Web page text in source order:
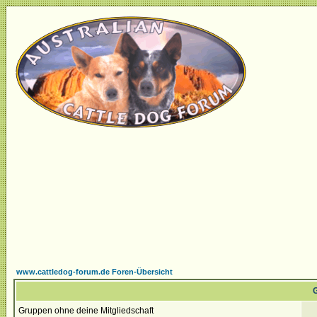
www.cattledog-forum.de Foren-Übersicht
Gruppen ohne deine Mitgliedschaft